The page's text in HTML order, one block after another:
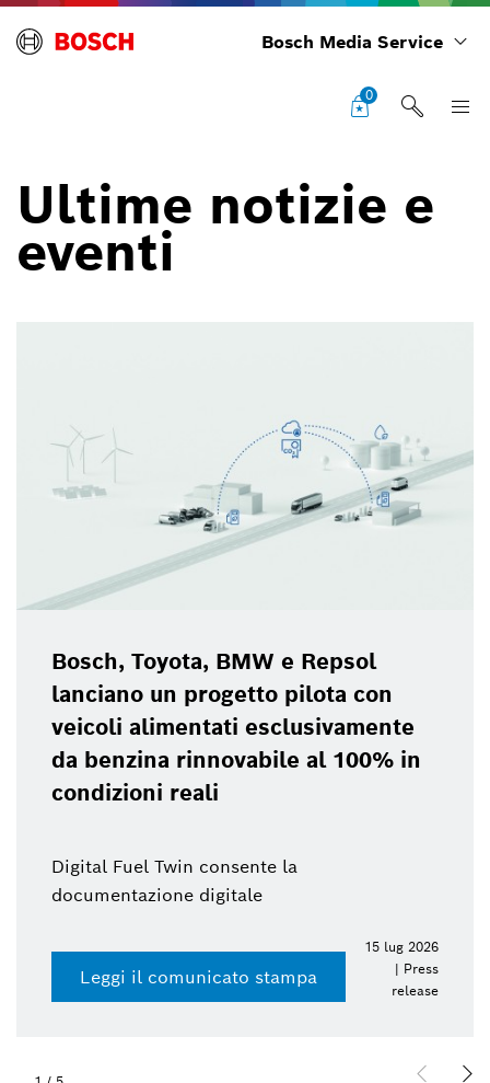
Bosch Media Service
0
Ultime notizie e
eventi
Bosch, Toyota, BMW e Repsol
lanciano un progetto pilota con
veicoli alimentati esclusivamente
da benzina rinnovabile al 100% in
condizioni reali
Digital Fuel Twin consente la
documentazione digitale
Leggi il comunicato stampa
15 lug 2026
| Press
release